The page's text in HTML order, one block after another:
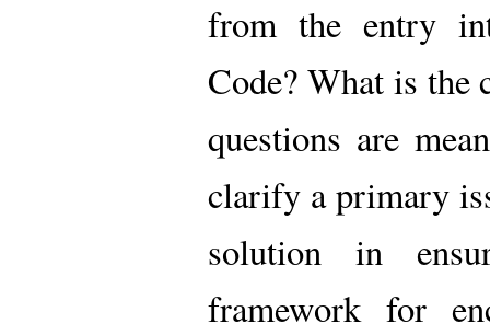
from the entry
Code? What is the
questions are
clarify a primary
solution in
framework for